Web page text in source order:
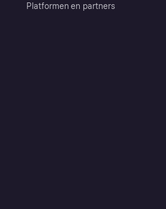
Platformen en partners